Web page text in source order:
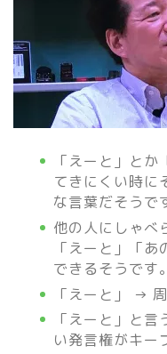
「えーと」と
てきにくい時に
な言葉だそうで
他の人にしゃべ
「えーと」「
できるそうです。
「えーと」 →
「えーと」と
い発言権がキー